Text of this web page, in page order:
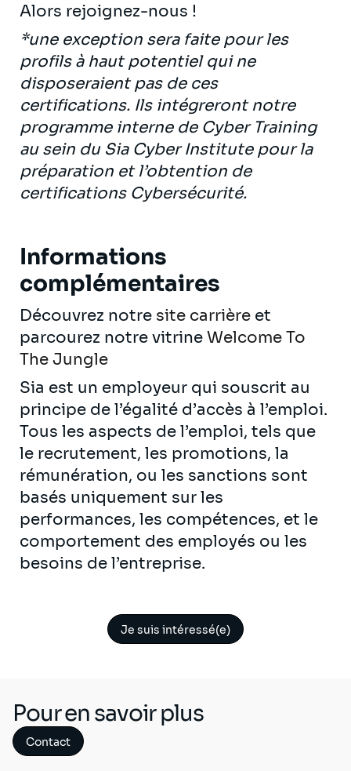
Alors rejoignez-nous !
*une exception sera faite pour les
profils à haut potentiel qui ne
disposeraient pas de ces
certifications. Ils intégreront notre
programme interne de Cyber Training
au sein du Sia Cyber Institute pour la
préparation et l’obtention de
certifications Cybersécurité.
Informations
complémentaires
Découvrez notre site carrière et
parcourez notre vitrine Welcome To
The Jungle
Sia est un employeur qui souscrit au
principe de l’égalité d’accès à l’emploi.
Tous les aspects de l’emploi, tels que
le recrutement, les promotions, la
rémunération, ou les sanctions sont
basés uniquement sur les
performances, les compétences, et le
comportement des employés ou les
besoins de l’entreprise.
Je suis intéressé(e)
Pour en savoir plus
Contact